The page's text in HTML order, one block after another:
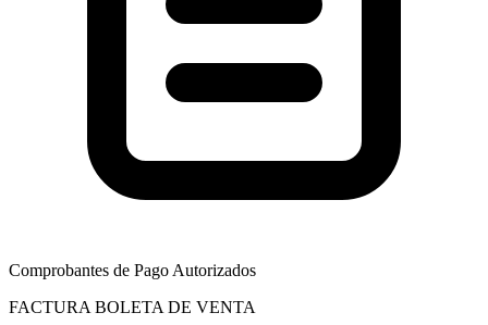
Comprobantes de Pago Autorizados
FACTURA BOLETA DE VENTA